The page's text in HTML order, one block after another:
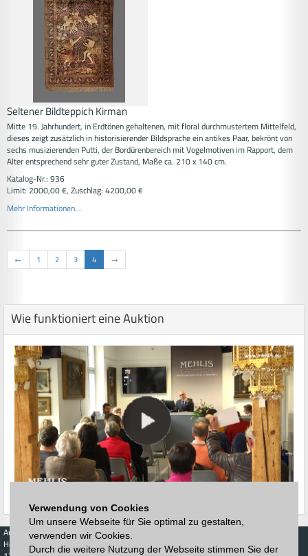
Verwendung von Cookies
Um unsere Webseite für Sie optimal zu gestalten,
verwenden wir Cookies.
Durch die weitere Nutzung der Webseite stimmen Sie der
Seltener Bildteppich Kirman
Mitte 19. Jahrhundert, in Erdtönen gehaltenen, mit floral durchmustertem Mittelfeld,
dieses zeigt zusätzlich in historisierender Bildsprache ein antikes Paar, bekrönt von
sechs musizierenden Putti, der Bordürenbereich mit Vogelmotiven im Rapport, dem
Alter entsprechend sehr guter Zustand, Maße ca. 210 x 140 cm.
Katalog-Nr.: 936
Limit: 2000,00 €, Zuschlag: 4200,00 €
Mehr Informationen...
← 1 2 3 4 →
Wie funktioniert eine Auktion
Auktionen
Höchstzuschläge
Kaufen
Kalender
Höchstzuschläge